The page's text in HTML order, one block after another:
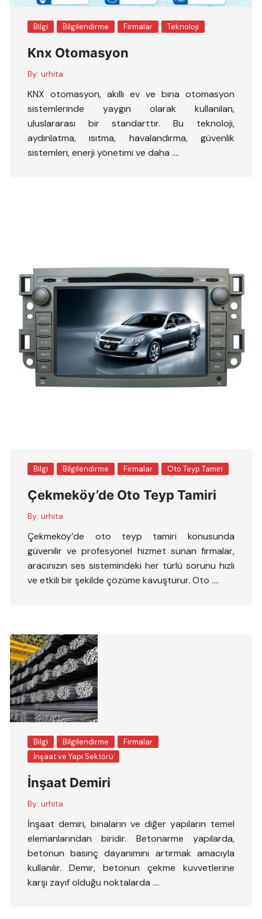
Bilgi Bilgilendirme Firmalar Teknoloji
Knx Otomasyon
By: urhita
KNX otomasyon, akıllı ev ve bina otomasyon
sistemlerinde yaygın olarak kullanılan,
uluslararası bir standarttır. Bu teknoloji,
aydınlatma, ısıtma, havalandırma, güvenlik
sistemleri, enerji yönetimi ve daha ….
Bilgi Bilgilendirme Firmalar Oto Teyp Tamiri
Çekmeköy’de Oto Teyp Tamiri
By: urhita
Çekmeköy’de oto teyp tamiri konusunda
güvenilir ve profesyonel hizmet sunan firmalar,
aracınızın ses sistemindeki her türlü sorunu hızlı
ve etkili bir şekilde çözüme kavuşturur. Oto ….
Bilgi Bilgilendirme
Firmalar
İnşaat ve Yapı Sektörü
İnşaat Demiri
By: urhita
İnşaat demiri, binaların ve diğer yapıların temel
elemanlarından biridir. Betonarme yapılarda,
betonun basınç dayanımını artırmak amacıyla
kullanılır. Demir, betonun çekme kuvvetlerine
karşı zayıf olduğu noktalarda ….